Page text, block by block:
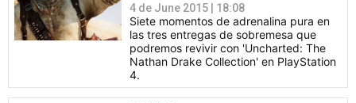
4 de June 2015 | 18:08
Siete momentos de adrenalina pura en
las tres entregas de sobremesa que
podremos revivir con 'Uncharted: The
Nathan Drake Collection' en PlayStation
4.